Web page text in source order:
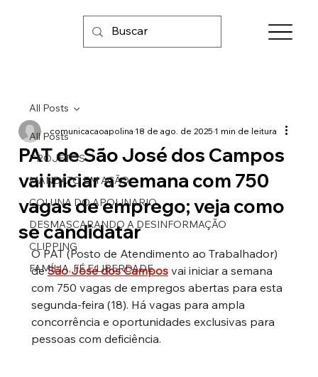
All Posts
PROJETOS
MANDATO EM AÇÃO
COLUNA DO APOLINARIO
DESMASCARANDO A DESINFORMAÇÃO
CLIPPING
FAMÍLIA, FÉ E LIBERDADE
All Posts
PAT de São José dos Campos
vai iniciar a semana com 750
vagas de emprego; veja como
se candidatar
comunicacaoapolina18 de ago. de 20251 min de leitura
O PAT (Posto de Atendimento ao Trabalhador)
de São José dos Campos vai iniciar a semana
com 750 vagas de empregos abertas para esta
segunda-feira (18). Há vagas para ampla
concorrência e oportunidades exclusivas para
pessoas com deficiência.